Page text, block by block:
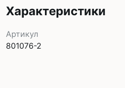
Характеристики
Артикул
801076-2